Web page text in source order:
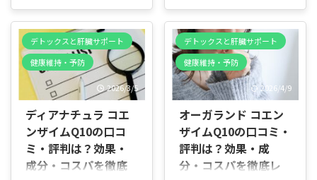
どうかが重要です。 小林製薬
の栄養補助食品 ナットウキナ
ーゼ EXは、肝機能や血流の
健康をサポートするサプリと
して、ナットウキナーゼ含有
納豆菌培養エキスを中心に、
EPAやDHAも配合した複合タ
摂取でき、納豆を毎日食べる
のが難しい人でもサプリで補
...
質や糖質が多くなりやすく、
運動不足やストレスも重な
り、体内環境のバランスが乱
れやすい傾向があります。 と
くに加齢とともに巡りの低下
を意識する人は増えていま
す。 そのため、日々の食
事だけで十分な納豆菌由来成
分を安定し ...
ートサプリ
はじめに コエンザイムQ10サ
プリは種類が多く、ランキン
グを見ても「どれを選べばい
いのか分からない」と感じる
人は少なくありません。 特に
肝臓の代謝やエネルギー産生
を意識したサプリは、短期間
で結果を求めるよりも、日々
の生活習慣とあわせて無理な
く続けられるかどうかが重要
コスパを徹底レビュ
ー｜肝臓サポートサ
プリ
はじめに コエンザイムQ10サ
プリは種類が多く、ランキン
グを見ても「どれを選べばい
いのか分からない」と感じる
人は少なくありません。 特に
肝臓の代謝やエネルギー産生
を意識したサプリは、短期間
で結果を求めるよりも、日々
デトックスと肝臓サポート
健康維持・予防
2026/3/5
ディアナチュラ コエ
ンザイムQ10の口コ
ミ・評判は？効果・
成分・コスパを徹底
デトックスと肝臓サポート
健康維持・予防
2026/4/9
オーガランド コエン
ザイムQ10の口コミ・
評判は？効果・成
分・コスパを徹底レ